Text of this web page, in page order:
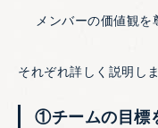
メンバーの価値観を
それぞれ詳しく説明しま
①チームの目標